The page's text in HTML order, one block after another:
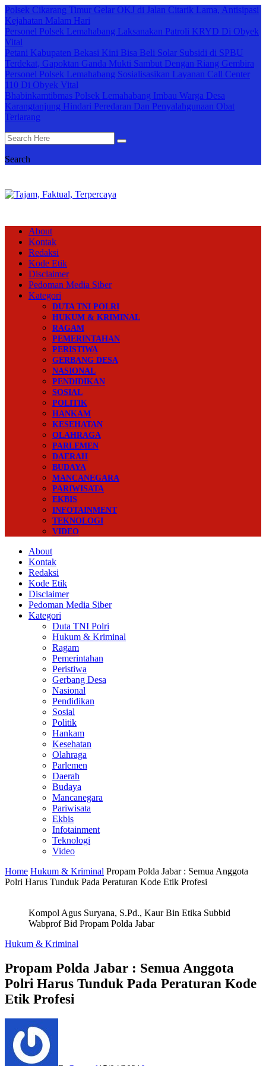
Polsek Cikarang Timur Gelar OKJ di Jalan Citarik Lama, Antisipasi
Kejahatan Malam Hari
Personel Polsek Lemahabang Laksanakan Patroli KRYD Di Obyek
Vital
Petani Kabupaten Bekasi Kini Bisa Beli Solar Subsidi di SPBU
Terdekat, Gapoktan Ganda Mukti Sambut Dengan Riang Gembira
Personel Polsek Lemahabang Sosialisasikan Layanan Call Center
110 Di Obyek Vital
Bhabinkamtibmas Polsek Lemahabang Imbau Warga Desa
Karangtanjung Hindari Peredaran Dan Penyalahgunaan Obat
Terlarang
Search
About
Kontak
Redaksi
Kode Etik
Disclaimer
Pedoman Media Siber
Kategori
DUTA TNI POLRI
HUKUM & KRIMINAL
RAGAM
PEMERINTAHAN
PERISTIWA
GERBANG DESA
NASIONAL
PENDIDIKAN
SOSIAL
POLITIK
HANKAM
KESEHATAN
OLAHRAGA
PARLEMEN
DAERAH
BUDAYA
MANCANEGARA
PARIWISATA
EKBIS
INFOTAINMENT
TEKNOLOGI
VIDEO
About
Kontak
Redaksi
Kode Etik
Disclaimer
Pedoman Media Siber
Kategori
Duta TNI Polri
Hukum & Kriminal
Ragam
Pemerintahan
Peristiwa
Gerbang Desa
Nasional
Pendidikan
Sosial
Politik
Hankam
Kesehatan
Olahraga
Parlemen
Daerah
Budaya
Mancanegara
Pariwisata
Ekbis
Infotainment
Teknologi
Video
Home Hukum & Kriminal Propam Polda Jabar : Semua Anggota
Polri Harus Tunduk Pada Peraturan Kode Etik Profesi
Kompol Agus Suryana, S.Pd., Kaur Bin Etika Subbid
Wabprof Bid Propam Polda Jabar
Hukum & Kriminal
Propam Polda Jabar : Semua Anggota
Polri Harus Tunduk Pada Peraturan Kode
Etik Profesi